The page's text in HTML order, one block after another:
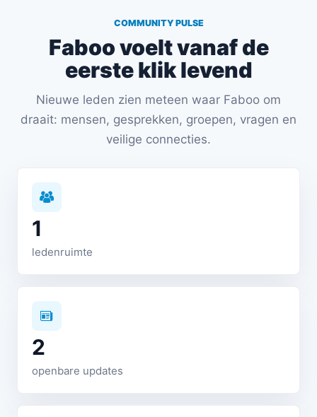
COMMUNITY PULSE
Faboo voelt vanaf de
eerste klik levend
Nieuwe leden zien meteen waar Faboo om
draait: mensen, gesprekken, groepen, vragen en
veilige connecties.
1
ledenruimte
2
openbare updates